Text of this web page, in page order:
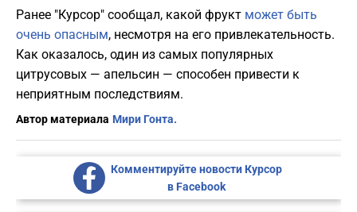
Ранее "Курсор" сообщал, какой фрукт может быть
очень опасным, несмотря на его привлекательность.
Как оказалось, один из самых популярных
цитрусовых — апельсин — способен привести к
неприятным последствиям.
Автор материала Мири Гонта.
Комментируйте новости Курсор
в Facebook